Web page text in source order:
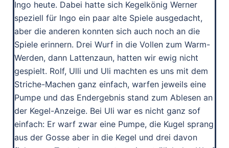
Ingo heute. Dabei hatte sich Kegelkönig Werner
speziell für Ingo ein paar alte Spiele ausgedacht,
aber die anderen konnten sich auch noch an die
Spiele erinnern. Drei Wurf in die Vollen zum Warm-
Werden, dann Lattenzaun, hatten wir ewig nicht
gespielt. Rolf, Ulli und Uli machten es uns mit dem
Striche-Machen ganz einfach, warfen jeweils eine
Pumpe und das Endergebnis stand zum Ablesen an
der Kegel-Anzeige. Bei Uli war es nicht ganz sof
einfach: Er warf zwar eine Pumpe, die Kugel sprang
aus der Gosse aber in die Kegel und drei davon